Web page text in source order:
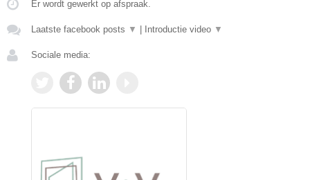
Er wordt gewerkt op afspraak.
Laatste facebook posts ▼ Introductie video ▼
Sociale media: